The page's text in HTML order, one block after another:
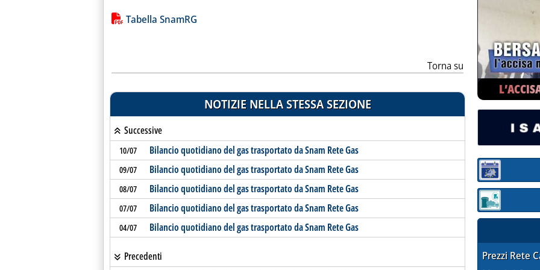
Lista allegati PDF alla notizia
Tabella SnamRG
Torna su
NOTIZIE NELLA STESSA SEZIONE
Successive
10/07 Bilancio quotidiano del gas trasportato da Snam Rete Gas
09/07 Bilancio quotidiano del gas trasportato da Snam Rete Gas
08/07 Bilancio quotidiano del gas trasportato da Snam Rete Gas
07/07 Bilancio quotidiano del gas trasportato da Snam Rete Gas
04/07 Bilancio quotidiano del gas trasportato da Snam Rete Gas
Precedenti
Sezione:
Sezione:
Prezzi Rete